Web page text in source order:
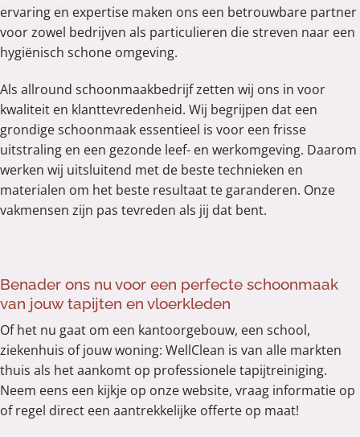
ervaring en expertise maken ons een betrouwbare partner
voor zowel bedrijven als particulieren die streven naar een
hygiënisch schone omgeving.
Als allround schoonmaakbedrijf zetten wij ons in voor
kwaliteit en klanttevredenheid. Wij begrijpen dat een
grondige schoonmaak essentieel is voor een frisse
uitstraling en een gezonde leef- en werkomgeving. Daarom
werken wij uitsluitend met de beste technieken en
materialen om het beste resultaat te garanderen. Onze
vakmensen zijn pas tevreden als jij dat bent.
Benader ons nu voor een perfecte schoonmaak
van jouw tapijten en vloerkleden
Of het nu gaat om een kantoorgebouw, een school,
ziekenhuis of jouw woning: WellClean is van alle markten
thuis als het aankomt op professionele tapijtreiniging.
Neem eens een kijkje op onze website, vraag informatie op
of regel direct een aantrekkelijke offerte op maat!